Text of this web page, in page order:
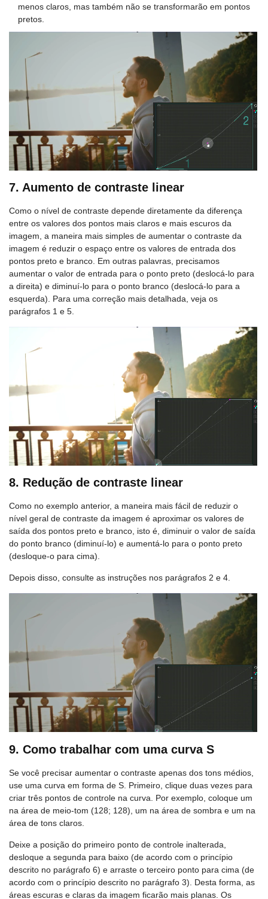
menos claros, mas também não se transformarão em pontos
pretos.
7. Aumento de contraste linear
Como o nível de contraste depende diretamente da diferença
entre os valores dos pontos mais claros e mais escuros da
imagem, a maneira mais simples de aumentar o contraste da
imagem é reduzir o espaço entre os valores de entrada dos
pontos preto e branco. Em outras palavras, precisamos
aumentar o valor de entrada para o ponto preto (deslocá-lo para
a direita) e diminuí-lo para o ponto branco (deslocá-lo para a
esquerda). Para uma correção mais detalhada, veja os
parágrafos 1 e 5.
8. Redução de contraste linear
Como no exemplo anterior, a maneira mais fácil de reduzir o
nível geral de contraste da imagem é aproximar os valores de
saída dos pontos preto e branco, isto é, diminuir o valor de saída
do ponto branco (diminuí-lo) e aumentá-lo para o ponto preto
(desloque-o para cima).
Depois disso, consulte as instruções nos parágrafos 2 e 4.
9. Como trabalhar com uma curva S
Se você precisar aumentar o contraste apenas dos tons médios,
use uma curva em forma de S. Primeiro, clique duas vezes para
criar três pontos de controle na curva. Por exemplo, coloque um
na área de meio-tom (128; 128), um na área de sombra e um na
área de tons claros.
Deixe a posição do primeiro ponto de controle inalterada,
desloque a segunda para baixo (de acordo com o princípio
descrito no parágrafo 6) e arraste o terceiro ponto para cima (de
acordo com o princípio descrito no parágrafo 3). Desta forma, as
áreas escuras e claras da imagem ficarão mais planas. Os